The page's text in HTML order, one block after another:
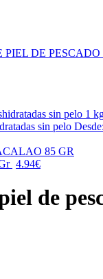
sin pelo Desde:
4.94€
de